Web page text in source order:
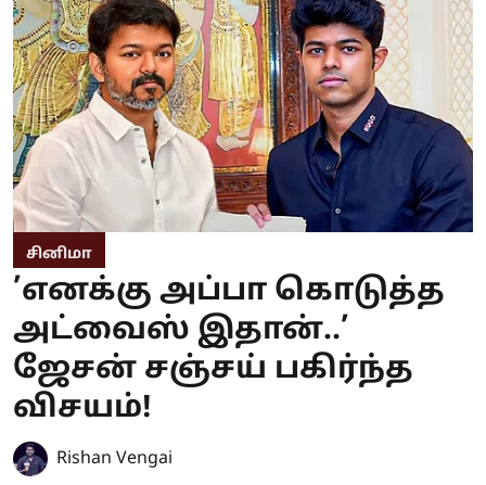
சினிமா
’எனக்கு அப்பா கொடுத்த
அட்வைஸ் இதான்..’
ஜேசன் சஞ்சய் பகிர்ந்த
விசயம்!
Rishan Vengai